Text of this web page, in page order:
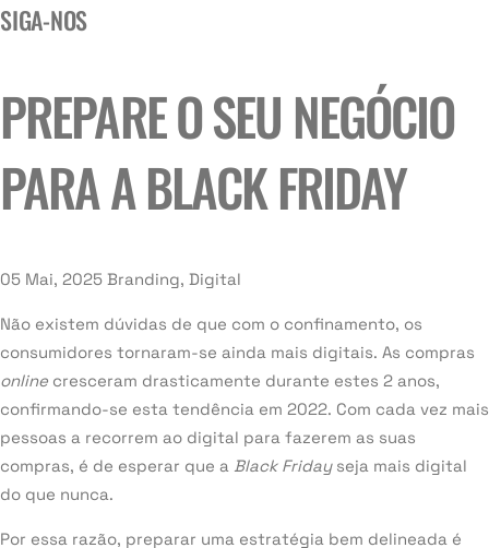
SIGA-NOS
PREPARE O SEU NEGÓCIO
PARA A BLACK FRIDAY
05 Mai, 2025 Branding, Digital
Não existem dúvidas de que com o confinamento, os
consumidores tornaram-se ainda mais digitais. As compras
online cresceram drasticamente durante estes 2 anos,
confirmando-se esta tendência em 2022. Com cada vez mais
pessoas a recorrem ao digital para fazerem as suas
compras, é de esperar que a Black Fridayseja mais digital
do que nunca.
Por essa razão, preparar uma estratégia bem delineada é